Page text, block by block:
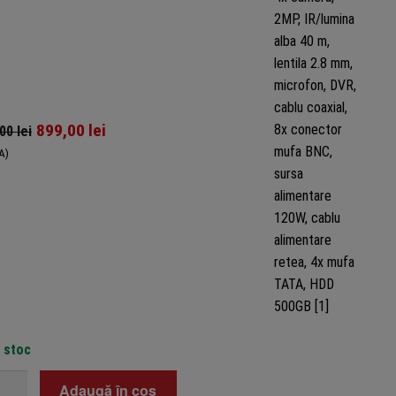
lei 899,00 lei
stoc
Adaugă în coș